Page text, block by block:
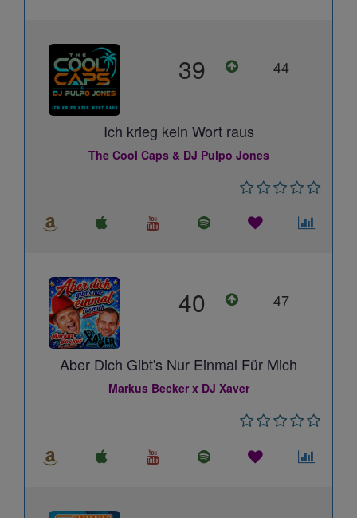
39 44
Ich krieg kein Wort raus
The Cool Caps & DJ Pulpo Jones
40 47
Aber Dich Gibt's Nur Einmal Für Mich
Markus Becker x DJ Xaver